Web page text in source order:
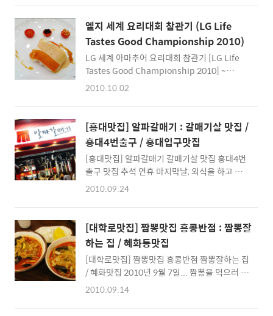
는 것 같기도 하고... 장식인 것 같기도 하고 ^^ -
- 부담없이 일본라멘을 맛보고 가기 좋은 곳이
다. - - 항상 이곳에 오면 무당벌래..
습니다. ^^ (사진전도 있던데 한번 구경해보러
나서 보세요 ^^) 이 날은 이리저리 걷기 좋은 날
이었는데... 문득 우삼겹으로 유명한 본가 맛집
을 가볼까 하는 생각에 들러봤습니다. ^^ 종로
에는 워냑 전통이 있는 맛집들도 많아서 결정하
기 참 힘들더군요. - 장소는 A로 표시된 곳... 종
간이더군요. ^^ 사진찍기에는 매우 불편한 자리
에 앉아서 조금 힘들었습니다. 이 곳은 손님..
엘지 세계 요리대회 참관기 (LG Life
Tastes Good Championship 2010)
LG 세계 아마추어 요리대회 참관기 [LG Life
Tastes Good Championship 2010] ~
World on your Table ~ - 세계 요리대회라...
계 요리대회에 다녀왔습니다. ^^ 저는 요리는
잘 못하지만 평소에 관심은 많은 편이었고.. ^^
세계각국의 아마추어 요리사들이 자신있는 대
표요리로 승부하는 대회가 있다니 신기했습니
다. 이런 국제적인 행사에 가볼 수 있는 기회도
좀처럼 없는데 정말 멋진 이벤트였죠. ^^ 식객
다. 이름만 들어도 세계적으로 유명한(저는 잘
모르지만) 요리사..
2010.10.02
[홍대맛집] 알파갈매기 : 갈매기살 맛집 /
홍대4번출구 / 홍대입구맛집
[홍대맛집] 알파갈매기 갈매기살 맛집 홍대4번
출구 맛집 추석 연휴 마지막날, 외식을 하고 싶
어 갈매기살을 먹으러 갔습니다. ^^; 전에 한번
였습니다. ^^ 이곳은 갈매기살이 양념에 잘 숙
성되어 나와 맛이 좋기 때문에 혹 갈매기살을 좋
아하시는 분들이라면 한번 쯤 추천해드리고 싶
습니다. ^^; 2호선 홍대입구 4번출구로 나와서
바로 보이는 오른쪽 골목으로 2블럭정도 내려
가면 음식점이 많이 보이는 확 트인 곳이 나옵니
2010.09.24
[대학로맛집] 짬뽕맛집 홍콩반점 : 짬뽕잘
하는 집 / 혜화동맛집
[대학로맛집] 짬뽕맛집 홍콩반점 짬뽕잘하는 집
/ 혜화맛집 2010년 9월 7일... 짬뽕을 먹으러 평
소 자주가던 대학로로 향했습니다. ^^ 사실 자
2010.09.14